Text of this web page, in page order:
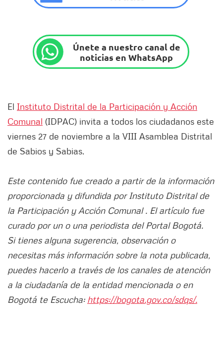
Únete a nuestro canal de
noticias en WhatsApp
El Instituto Distrital de la Participación y Acción
Comunal (IDPAC) invita a todos los ciudadanos este
viernes 27 de noviembre a la VIII Asamblea Distrital
de Sabios y Sabias.
Este contenido fue creado a partir de la información
proporcionada y difundida por Instituto Distrital de
la Participación y Acción Comunal . El artículo fue
curado por un o una periodista del Portal Bogotá.
Si tienes alguna sugerencia, observación o
necesitas más información sobre la nota publicada,
puedes hacerlo a través de los canales de atención
a la ciudadanía de la entidad mencionada o en
Bogotá te Escucha: https://bogota.gov.co/sdqs/.